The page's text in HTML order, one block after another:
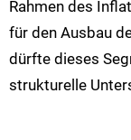
Rahmen des
für den Ausbau
dürfte dieses
strukturelle